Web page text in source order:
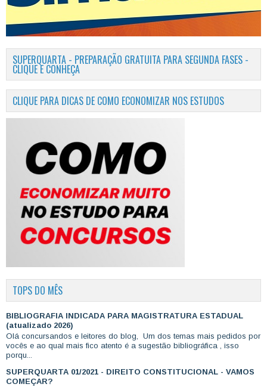
SUPERQUARTA - PREPARAÇÃO GRATUITA PARA SEGUNDA FASES -
CLIQUE E CONHEÇA
CLIQUE PARA DICAS DE COMO ECONOMIZAR NOS ESTUDOS
TOPS DO MÊS
BIBLIOGRAFIA INDICADA PARA MAGISTRATURA ESTADUAL
(atualizado 2026)
Olá concursandos e leitores do blog, Um dos temas mais pedidos por
vocês e ao qual mais fico atento é a sugestão bibliográfica , isso
porqu...
SUPERQUARTA 01/2021 - DIREITO CONSTITUCIONAL - VAMOS
COMEÇAR?